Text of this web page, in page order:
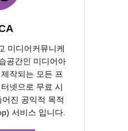
미디어커뮤니케
공간인 미디어아
작되는 모든 프
넷으로 무료 시
진 공익적 목적
서비스 입니다.